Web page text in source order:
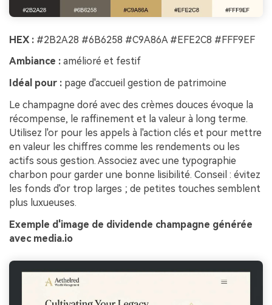
HEX : #2B2A28 #6B6258 #C9A86A #EFE2C8 #FFF9EF
Ambiance : amélioré et festif
Idéal pour : page d'accueil gestion de patrimoine
Le champagne doré avec des crèmes douces évoque la
récompense, le raffinement et la valeur à long terme.
Utilisez l'or pour les appels à l'action clés et pour mettre
en valeur les chiffres comme les rendements ou les
actifs sous gestion. Associez avec une typographie
charbon pour garder une bonne lisibilité. Conseil : évitez
les fonds d'or trop larges ; de petites touches semblent
plus luxueuses.
Exemple d'image de dividende champagne générée
avec media.io